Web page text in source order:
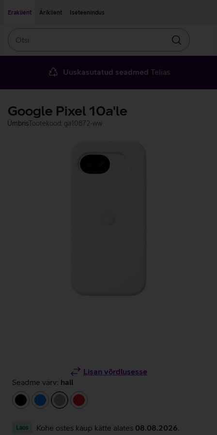
Eraklient
Äriklient Iseteenindus
Otsin
Uuskasutatud seadmed Telias
Google Pixel 10a'le
ÜmbrisTootekood: ga10872-ww
Lisan võrdlusesse
Seadme värv: hall
must
sinine hall punane
Laos Kohe ostes kaup kätte alates 08.08.2026